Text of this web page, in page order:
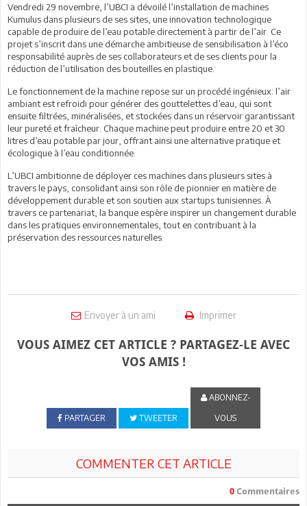
Vendredi 29 novembre, l’UBCI a dévoilé l’installation de machines
Kumulus dans plusieurs de ses sites, une innovation technologique
capable de produire de l’eau potable directement à partir de l’air. Ce
projet s’inscrit dans une démarche ambitieuse de sensibilisation à l’éco
responsabilité auprès de ses collaborateurs et de ses clients pour la
réduction de l’utilisation des bouteilles en plastique.
Le fonctionnement de la machine repose sur un procédé ingénieux: l’air
ambiant est refroidi pour générer des gouttelettes d’eau, qui sont
ensuite filtrées, minéralisées, et stockées dans un réservoir garantissant
leur pureté et fraîcheur. Chaque machine peut produire entre 20 et 30
litres d’eau potable par jour, offrant ainsi une alternative pratique et
écologique à l’eau conditionnée.
L’UBCI ambitionne de déployer ces machines dans plusieurs sites à
travers le pays, consolidant ainsi son rôle de pionnier en matière de
développement durable et son soutien aux startups tunisiennes. À
travers ce partenariat, la banque espère inspirer un changement durable
dans les pratiques environnementales, tout en contribuant à la
préservation des ressources naturelles.
Envoyer à un ami Imprimer
VOUS AIMEZ CET ARTICLE ? PARTAGEZ-LE AVEC
VOS AMIS !
PARTAGER TWEETER
ABONNEZ-
VOUS
COMMENTER CET ARTICLE
0 Commentaires